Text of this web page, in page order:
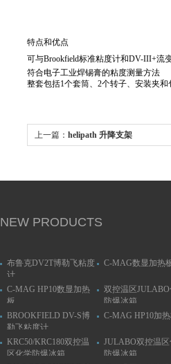
特点和优点
可与Brookfield标准粘度计和DV-III+流
符合电子工业焊锡膏的粘度测量方法
整套包括1个套筒、 2个转子、安装夹和
上一篇： helipath 升降支架
NEW PRODUCTS
布鲁克DV2T博勒飞粘度
计
C-MAG数显加热
C-MAG HP10数显加热
板
双控温区
防爆冰箱
BROOKFIELD DV-S博
勒飞粘度计
C-MAG HP10加
KRC50/KRC180双控温
区化学防爆冰箱
JULABO双控温
防爆冰箱